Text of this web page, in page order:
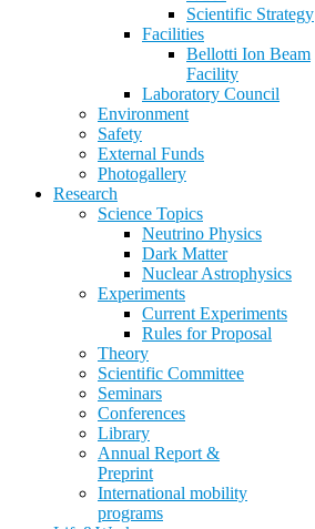
Scientific Strategy
Facilities
Bellotti Ion Beam
Facility
Laboratory Council
Environment
Safety
External Funds
Photogallery
Research
Science Topics
Neutrino Physics
Dark Matter
Nuclear Astrophysics
Experiments
Current Experiments
Rules for Proposal
Theory
Scientific Committee
Seminars
Conferences
Library
Annual Report &
Preprint
International mobility
programs